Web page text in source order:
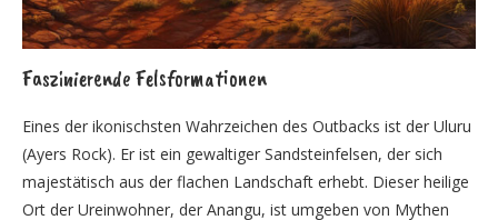
Faszinierende Felsformationen
Eines der ikonischsten Wahrzeichen des Outbacks ist der Uluru
(Ayers Rock). Er ist ein gewaltiger Sandsteinfelsen, der sich
majestätisch aus der flachen Landschaft erhebt. Dieser heilige
Ort der Ureinwohner, der Anangu, ist umgeben von Mythen